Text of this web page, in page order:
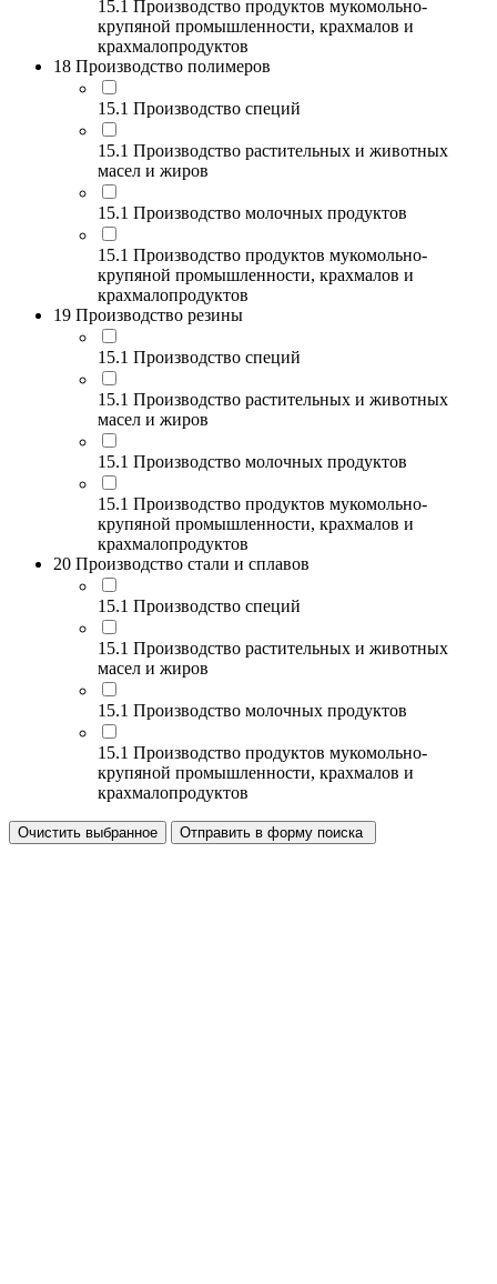
15.1 Производство продуктов мукомольно-
крупяной промышленности, крахмалов и
крахмалопродуктов
18 Производство полимеров
15.1 Производство специй
15.1 Производство растительных и животных
масел и жиров
15.1 Производство молочных продуктов
15.1 Производство продуктов мукомольно-
крупяной промышленности, крахмалов и
крахмалопродуктов
19 Производство резины
15.1 Производство специй
15.1 Производство растительных и животных
масел и жиров
15.1 Производство молочных продуктов
15.1 Производство продуктов мукомольно-
крупяной промышленности, крахмалов и
крахмалопродуктов
20 Производство стали и сплавов
15.1 Производство специй
15.1 Производство растительных и животных
масел и жиров
15.1 Производство молочных продуктов
15.1 Производство продуктов мукомольно-
крупяной промышленности, крахмалов и
крахмалопродуктов